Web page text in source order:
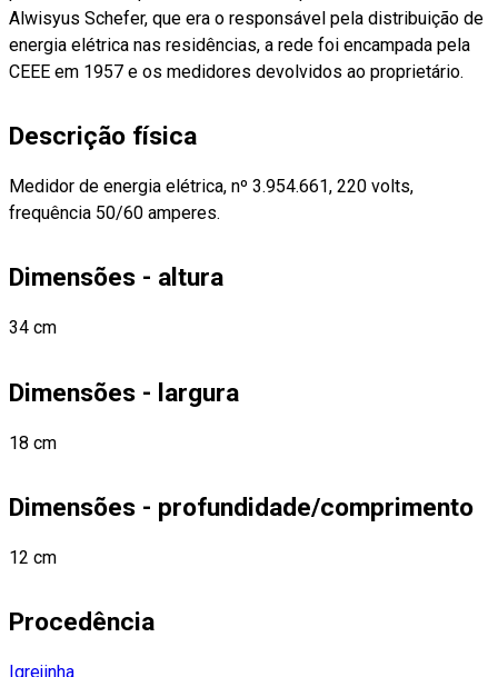
Alwisyus Schefer, que era o responsável pela distribuição de
energia elétrica nas residências, a rede foi encampada pela
CEEE em 1957 e os medidores devolvidos ao proprietário.
Descrição física
Medidor de energia elétrica, nº 3.954.661, 220 volts,
frequência 50/60 amperes.
Dimensões - altura
34 cm
Dimensões - largura
18 cm
Dimensões - profundidade/comprimento
12 cm
Procedência
Igrejinha